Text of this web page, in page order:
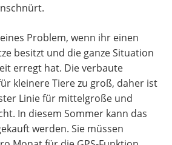
Problem, wenn ihr einen
besitzt und die ganze Situation
erregt hat. Die verbaute
kleinere Tiere zu groß, daher ist
Linie für mittelgroße und
In diesem Sommer kann das
werden. Sie müssen